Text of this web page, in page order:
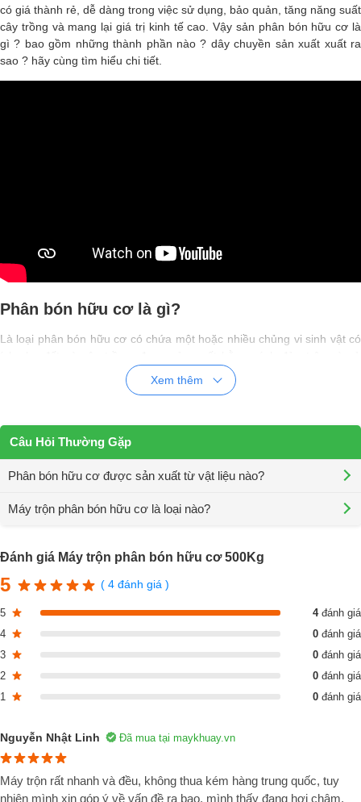
có giá thành rẻ, dễ dàng trong việc sử dụng, bảo quản, tăng năng suất
cây trồng và mang lại giá trị kinh tế cao. Vậy sản phân bón hữu cơ là
gì ? bao gồm những thành phần nào ? dây chuyền sản xuất xuất ra
sao ? hãy cùng tìm hiểu chi tiết.
Phân bón hữu cơ là gì?
Là loại phân bón hữu cơ có chứa một hoặc nhiều chủng vi sinh vật có
dụng công nghệ xử lý các nguyên liệu hữu cơ dạng thô (tươi), sau đó
lên men với các chủng vi sinh ở một khoảng thời gian nhất định sẽ
cơchuyên dụng.
Ưu điểm của phân bón hữu cơ
sinh, vi sinh vật cố định đạm, vi sinh vật phân giải chất hữu cơ, vi sinh
vật đối kháng, và vi sinh vật phân hủy xenlulo.
Tăng sản lượng và chất lượng nông sản: Phân bón hữu cung cấp
Xem thêm
Câu Hỏi Thường Gặp
Phân bón hữu cơ được sản xuất từ vật liệu nào?
Máy trộn phân bón hữu cơ là loại nào?
Đánh giá Máy trộn phân bón hữu cơ 500Kg
5 ( 4 đánh giá )
5 4đánh giá
4
0 đánh giá
3
0 đánh giá
2
0 đánh giá
1
0 đánh giá
Nguyễn Nhật Linh Đã mua tại maykhuay.vn
Máy trộn rất nhanh và đều, không thua kém hàng trung quốc, tuy
nhiên mình xin góp ý về vấn đề ra bao, mình thấy đang hơi chậm,